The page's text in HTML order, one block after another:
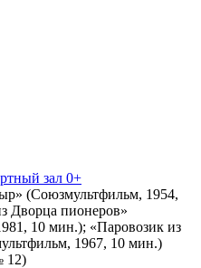
зал 0+
(Союзмультфильм, 1954,
Дворца пионеров»
10 мин.); «Паровозик из
1967, 10 мин.)
12)